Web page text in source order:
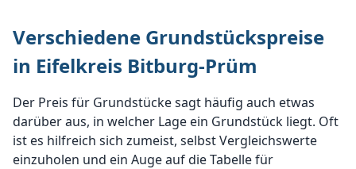
Verschiedene Grundstückspreise
in Eifelkreis Bitburg-Prüm
Der Preis für Grundstücke sagt häufig auch etwas
darüber aus, in welcher Lage ein Grundstück liegt. Oft
ist es hilfreich sich zumeist, selbst Vergleichswerte
einzuholen und ein Auge auf die Tabelle für